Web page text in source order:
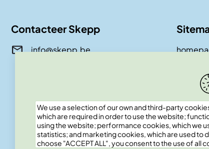
We use a selection of our own and third-party
which are required in order to use the website;
using the website; performance cookies, which we
statistics; and marketing cookies, which are used to
choose "ACCEPT ALL", you consent to the use of
Contacteer Skepp
info@skepp.be
magazine
boeken
contact
events
team
faq